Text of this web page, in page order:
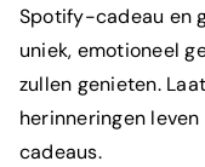
Spotify-cadeau en
uniek, emotioneel
zullen genieten.
herinneringen
cadeaus.